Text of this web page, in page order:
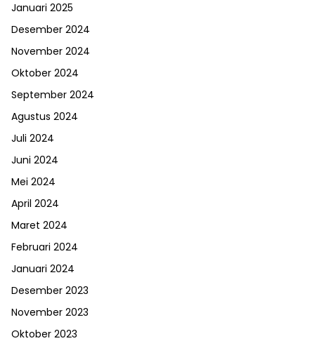
Januari 2025
Desember 2024
November 2024
Oktober 2024
September 2024
Agustus 2024
Juli 2024
Juni 2024
Mei 2024
April 2024
Maret 2024
Februari 2024
Januari 2024
Desember 2023
November 2023
Oktober 2023